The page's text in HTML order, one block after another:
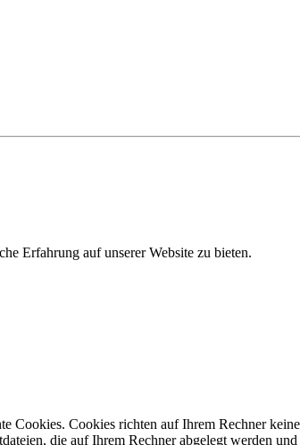
Erfahrung auf unserer Website zu bieten.
Cookies. Cookies richten auf Ihrem Rechner
die auf Ihrem Rechner abgelegt werden